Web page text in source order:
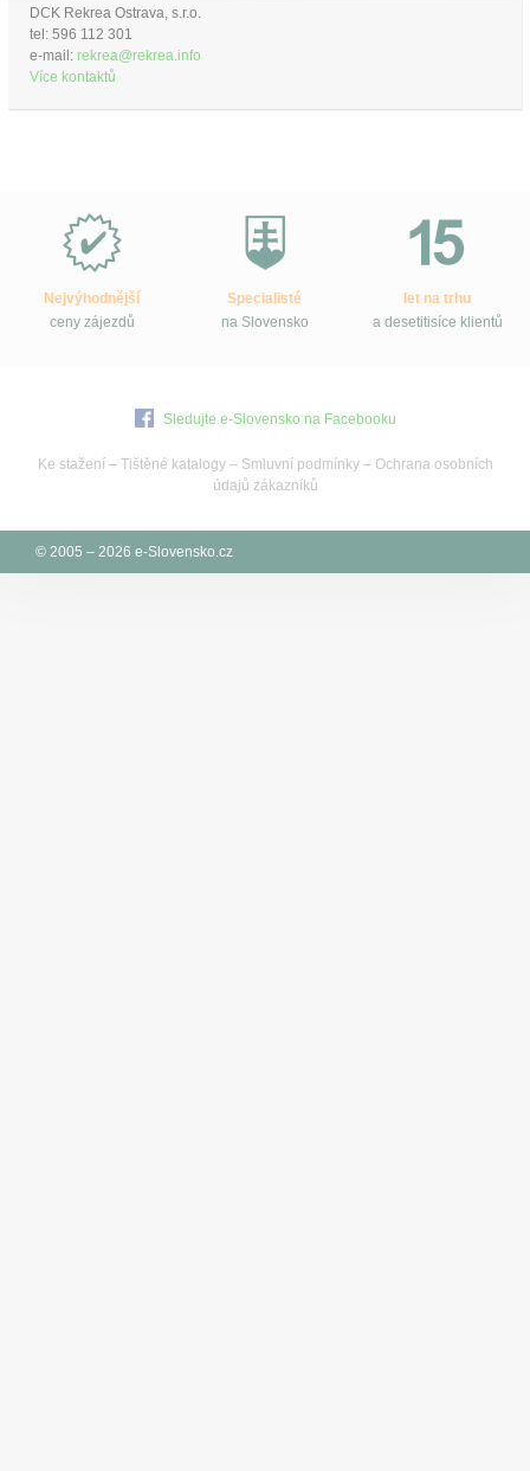
DCK Rekrea Ostrava, s.r.o.
tel: 596 112 301
e-mail: rekrea@rekrea.info
Více kontaktů
Slovensko.cz?
Nejvýhodnější
ceny zájezdů
Specialisté
na Slovensko
let na trhu
a desetitisíce klientů
Sledujte e-Slovensko na Facebooku
Ke stažení– Tištěné katalogy– Smluvní podmínky– Ochrana osobních
údajů zákazníků
© 2005 – 2026 e-Slovensko.cz